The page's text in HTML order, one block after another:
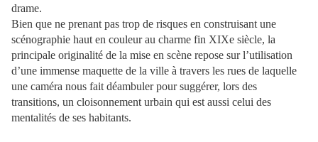
drame.
Bien que ne prenant pas trop de risques en construisant une
scénographie haut en couleur au charme fin XIXe siècle, la
principale originalité de la mise en scène repose sur l’utilisation
d’une immense maquette de la ville à travers les rues de laquelle
une caméra nous fait déambuler pour suggérer, lors des
transitions, un cloisonnement urbain qui est aussi celui des
mentalités de ses habitants.